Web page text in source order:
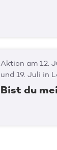
Aktion am 12.
und 19. Juli in
Bist du